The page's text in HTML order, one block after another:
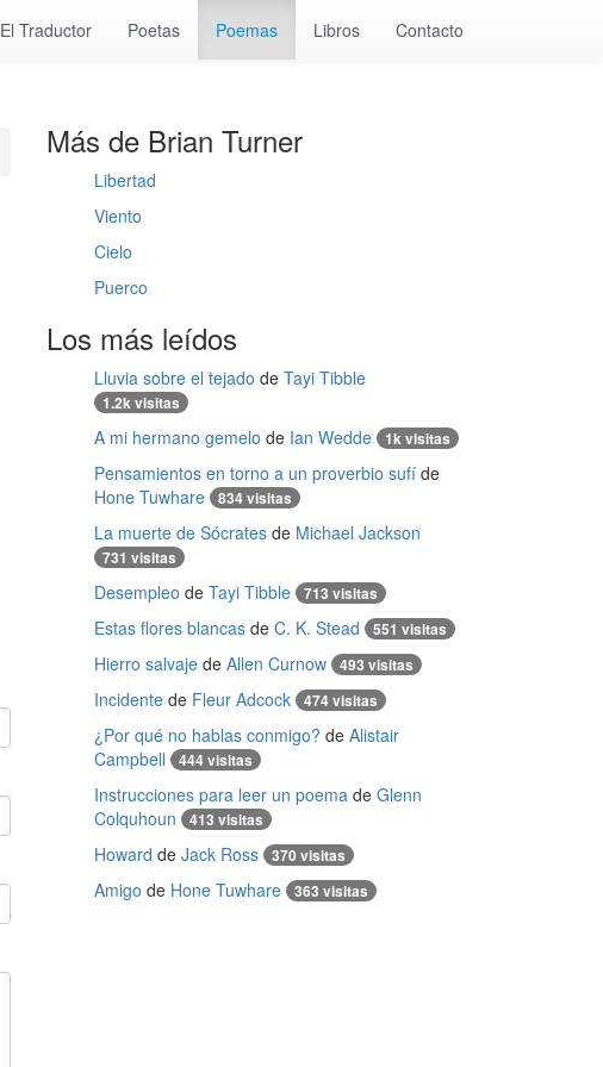
El Traductor Poetas Poemas Libros Contacto
Más de Brian Turner
Libertad
Viento
Cielo
Puerco
Los más leídos
Lluvia sobre el tejado de Tayi Tibble
1.2k visitas
A mi hermano gemelo de Ian Wedde 1k visitas
Pensamientos en torno a un proverbio sufí de
Hone Tuwhare
834 visitas
La muerte de Sócrates de Michael Jackson
731 visitas
Desempleo de Tayi Tibble 713 visitas
Estas flores blancas de C. K. Stead 551 visitas
Hierro salvaje de Allen Curnow 493 visitas
Incidente de Fleur Adcock 474 visitas
¿Por qué no hablas conmigo? de Alistair
Campbell
444 visitas
Instrucciones para leer un poema de Glenn
Colquhoun
413 visitas
Howard de Jack Ross 370 visitas
Amigo de Hone Tuwhare 363 visitas